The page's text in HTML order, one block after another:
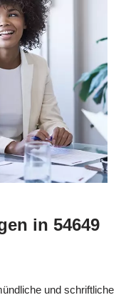
in 54649
und schriftliche